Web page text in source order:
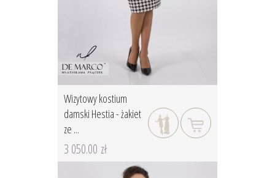
Wizytowy kostium
damski Hestia - żakiet
ze ...
3 050.00 zł